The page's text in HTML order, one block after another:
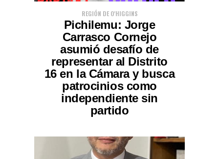
REGIÓN DE O'HIGGINS
Pichilemu: Jorge
Carrasco Cornejo
asumió desafío de
representar al Distrito
16 en la Cámara y busca
patrocinios como
independiente sin
partido